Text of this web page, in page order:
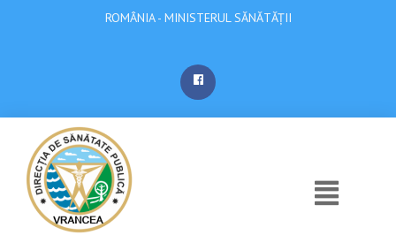
ROMÂNIA - MINISTERUL SĂNĂTĂȚII